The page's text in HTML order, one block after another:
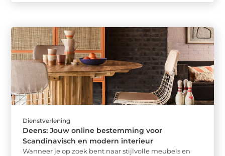
Dienstverlening
Deens: Jouw online bestemming voor
Scandinavisch en modern interieur
Wanneer je op zoek bent naar stijlvolle meubels en